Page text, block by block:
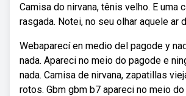
Camisa do nirvana, tênis velho. E uma
rasgada. Notei, no seu olhar aquele ar
Webaparecí en medio del pagode y
nada. Apareci no meio do pagode e
nada. Camisa de nirvana, zapatillas
rotos. Gbm gbm b7 apareci no meio